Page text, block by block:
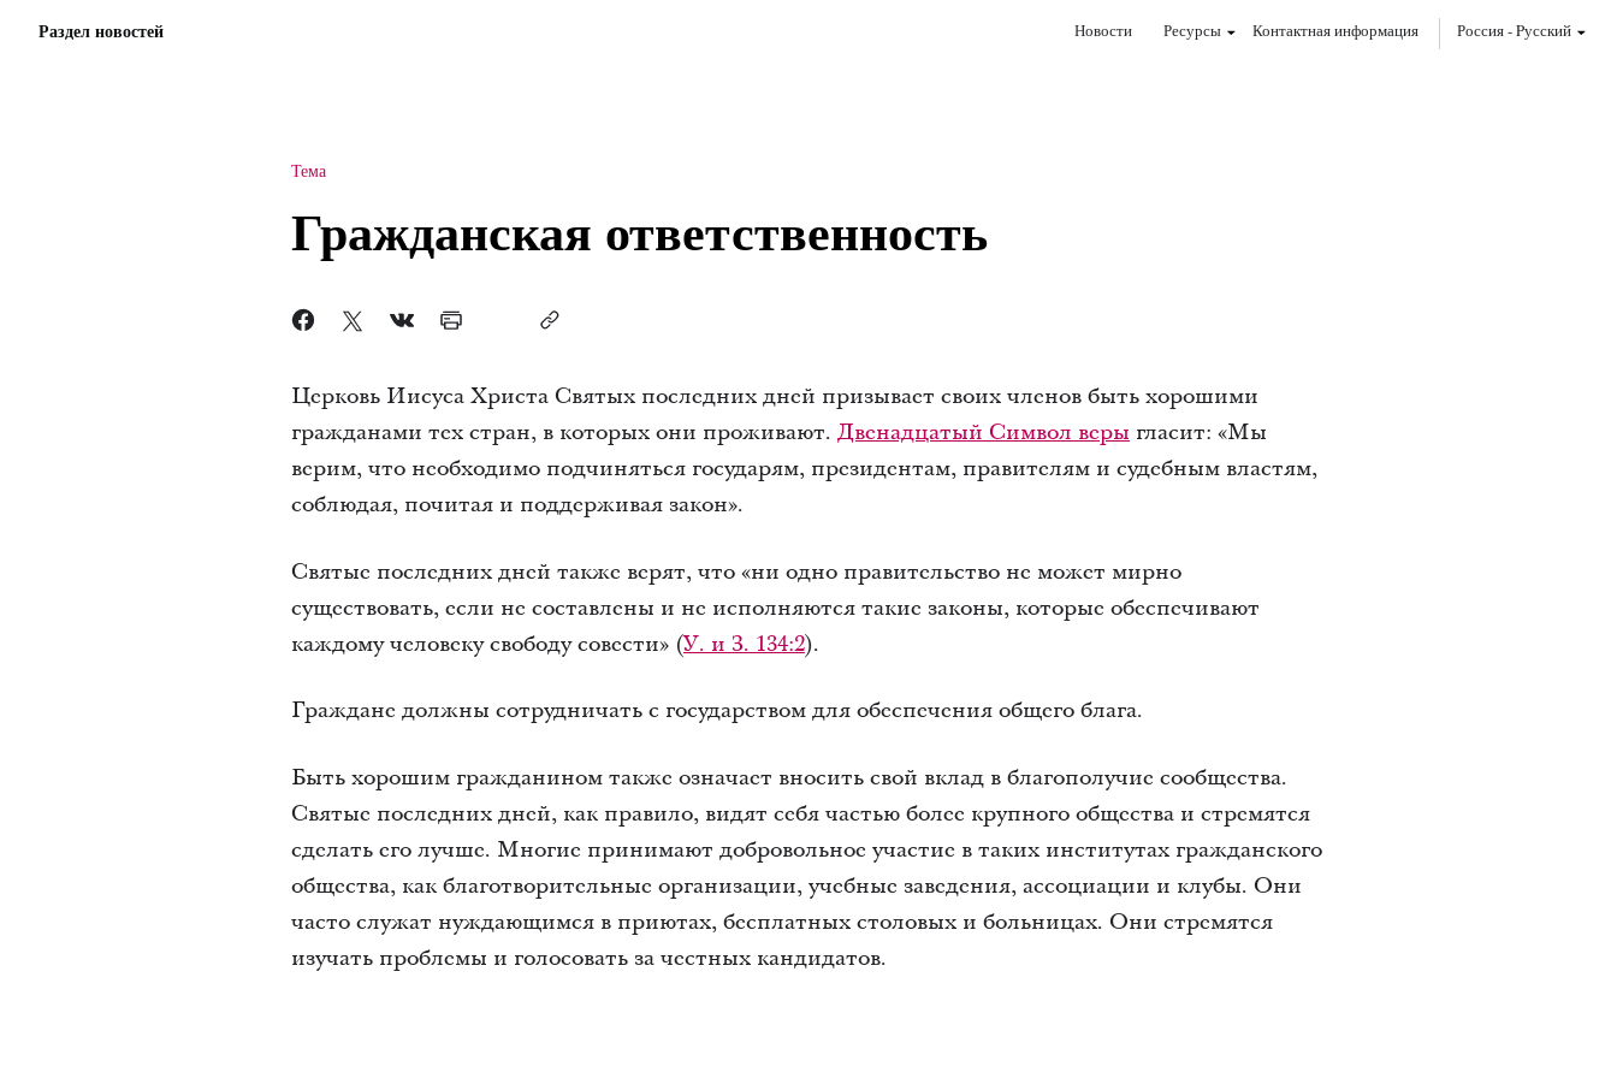
Раздел новостей Новости Ресурсы Контактная информация Россия-Pусский
Тема
Гражданская ответственность
Церковь Иисуса Христа Святых последних дней призывает своих членов быть хорошими
гражданами тех стран, в которых они проживают. Двенадцатый Символ верыгласит: «Мы
верим, что необходимо подчиняться государям, президентам, правителям и судебным властям,
соблюдая, почитая и поддерживая закон».
Святые последних дней также верят, что «ни одно правительство не может мирно
существовать, если не составлены и не исполняются такие законы, которые обеспечивают
каждому человеку свободу совести» (У. и З. 134:2).
Граждане должны сотрудничать с государством для обеспечения общего блага.
Быть хорошим гражданином также означает вносить свой вклад в благополучие сообщества.
Святые последних дней, как правило, видят себя частью более крупного общества и стремятся
сделать его лучше. Многие принимают добровольное участие в таких институтах гражданского
общества, как благотворительные организации, учебные заведения, ассоциации и клубы. Они
часто служат нуждающимся в приютах, бесплатных столовых и больницах. Они стремятся
изучать проблемы и голосовать за честных кандидатов.